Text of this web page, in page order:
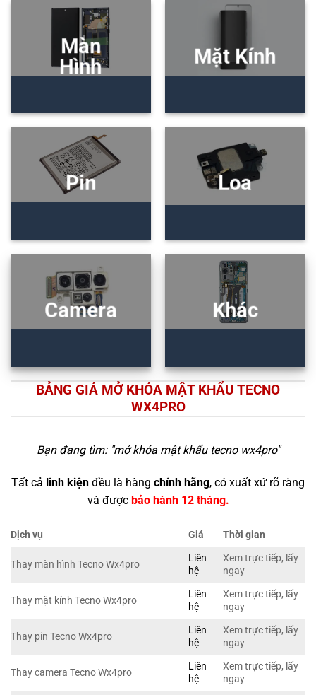
Màn
Hình
Mặt Kính
Pin Loa
Camera Khác
BẢNG GIÁ MỞ KHÓA MẬT KHẨU TECNO
WX4PRO
Bạn đang tìm: "mở khóa mật khẩu tecno wx4pro"
Tất cả linh kiện đều là hàng chính hãng, có xuất xứ rõ ràng
và được bảo hành 12 tháng.
Dịch vụ Giá Thời gian
Thay màn hình Tecno Wx4pro
Liên
hệ
Xem trực tiếp, lấy
ngay
Thay mặt kính Tecno Wx4pro
Liên
hệ
Xem trực tiếp, lấy
ngay
Thay pin Tecno Wx4pro
Liên
hệ
Xem trực tiếp, lấy
ngay
Thay camera Tecno Wx4pro
Liên
hệ
Xem trực tiếp, lấy
ngay